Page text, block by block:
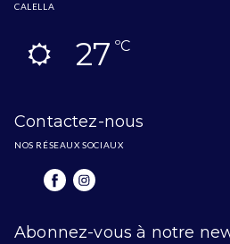
CALELLA
27ºC
Contactez-nous
NOS RÉSEAUX SOCIAUX
Abonnez-vous à notre